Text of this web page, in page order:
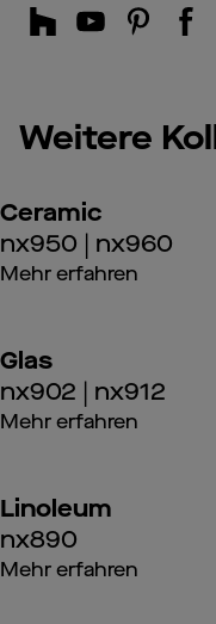
Weitere
Ceramic
nx950 | nx960
Mehr erfahren
Glas
nx902 | nx912
Mehr erfahren
Linoleum
nx890
Mehr erfahren